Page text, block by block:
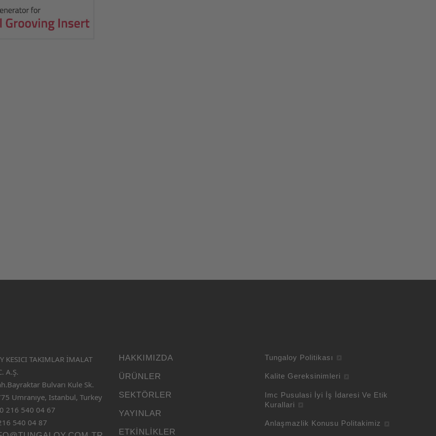
KESICI TAKIMLAR İMALAT
A.Ş.
Bulvarı Kule Sk.
Umranıye, Istanbul, Turkey
216 540 04 67
540 04 87
HAKKIMIZDA
ÜRÜNLER
SEKTÖRLER
YAYINLAR
ETKINLIKLER
Tungaloy Politikası
Kalite Gereksinimleri
Imc Pusulasi İyi İş İdaresi Ve Etik
Kurallari
Anlaşmazlik Konusu Politakimiz